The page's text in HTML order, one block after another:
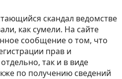
как сумели. На сайте
сообщение о том, что
прав и
так и в виде
по получению сведений